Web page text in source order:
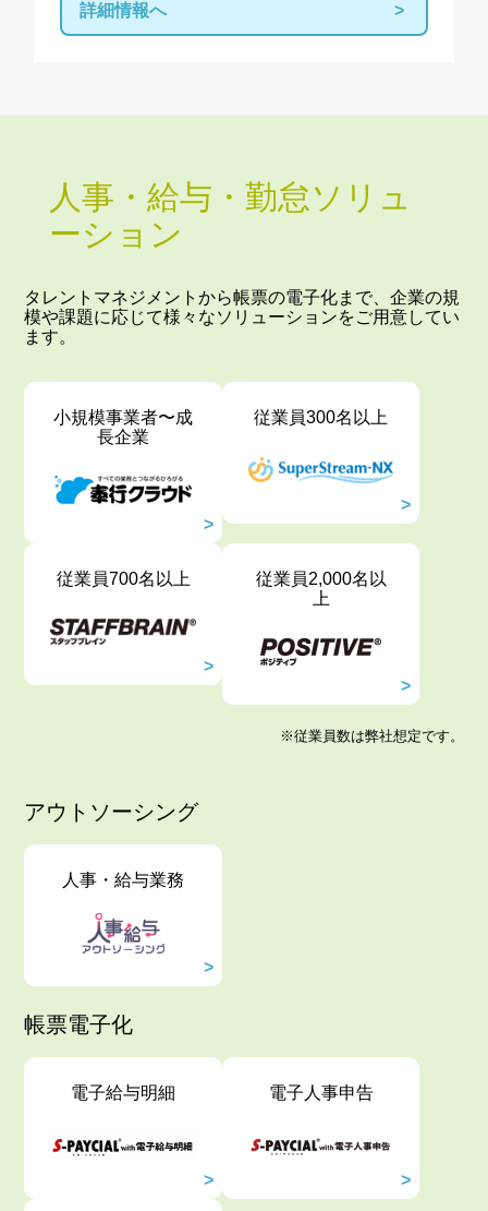
詳細情報へ
人事・給与・勤怠ソリュ
ーション
タレントマネジメントから帳票の電子化まで、企業の規
模や課題に応じて様々なソリューションをご用意してい
ます。
小規模事業者〜成
長企業
従業員300名以上
従業員700名以上
従業員2,000名以
上
※従業員数は弊社想定です。
アウトソーシング
人事・給与業務
帳票電子化
電子給与明細 電子人事申告